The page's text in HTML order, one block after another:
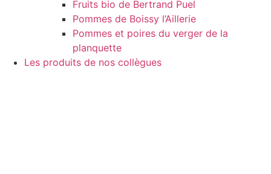
Fruits bio de Bertrand Puel
Pommes de Boissy l’Aillerie
Pommes et poires du verger de la
planquette
Les produits de nos collègues